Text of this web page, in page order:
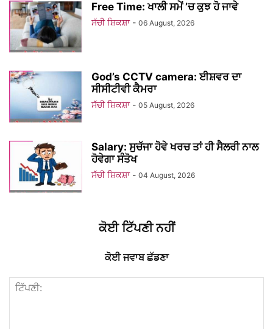
Free Time: ਖਾਲੀ ਸਮੇਂ ’ਚ ਕੁਝ ਹੋ ਜਾਵੇ
ਸੱਚੀ ਸ਼ਿਕਸ਼ਾ - 06 August, 2026
God’s CCTV camera: ਈਸ਼ਵਰ ਦਾ
ਸੀਸੀਟੀਵੀ ਕੈਮਰਾ
ਸੱਚੀ ਸ਼ਿਕਸ਼ਾ - 05 August, 2026
Salary: ਸੁਚੱਜਾ ਹੋਵੇ ਖਰਚ ਤਾਂ ਹੀ ਸੈਲਰੀ ਨਾਲ
ਹੋਵੇਗਾ ਸੰਤੋਖ
ਸੱਚੀ ਸ਼ਿਕਸ਼ਾ - 04 August, 2026
ਕੋਈ ਟਿੱਪਣੀ ਨਹੀਂ
ਕੋਈ ਜਵਾਬ ਛੱਡਣਾ